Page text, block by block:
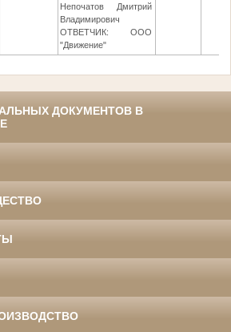
Непочатов Дмитрий
Владимирович
ОТВЕТЧИК: ООО
"Движение"
ДОКУМЕНТОВ В